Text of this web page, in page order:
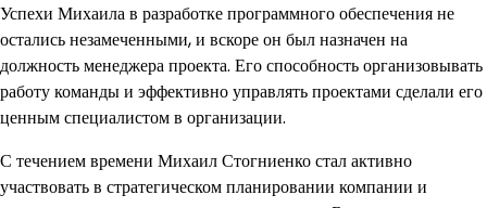
Успехи Михаила в разработке программного обеспечения не
остались незамеченными, и вскоре он был назначен на
должность менеджера проекта. Его способность организовывать
работу команды и эффективно управлять проектами сделали его
ценным специалистом в организации.
С течением времени Михаил Стогниенко стал активно
участвовать в стратегическом планировании компании и